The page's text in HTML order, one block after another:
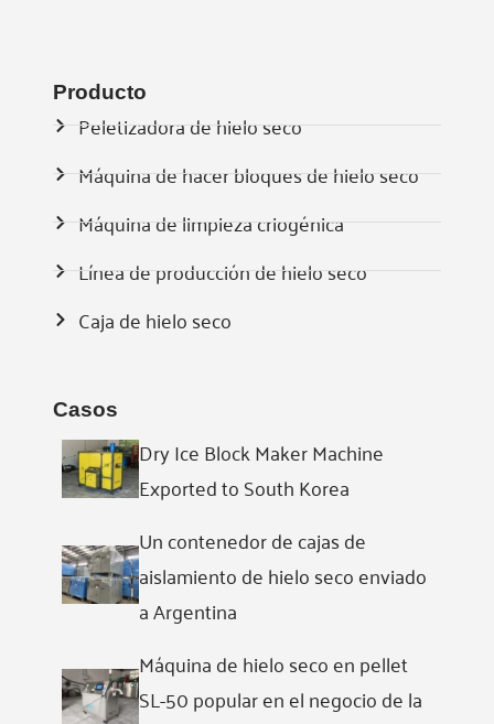
Producto
Peletizadora de hielo seco
Máquina de hacer bloques de hielo seco
Máquina de limpieza criogénica
Línea de producción de hielo seco
Caja de hielo seco
Casos
Dry Ice Block Maker Machine
Exported to South Korea
Un contenedor de cajas de
aislamiento de hielo seco enviado
a Argentina
Máquina de hielo seco en pellet
SL-50 popular en el negocio de la